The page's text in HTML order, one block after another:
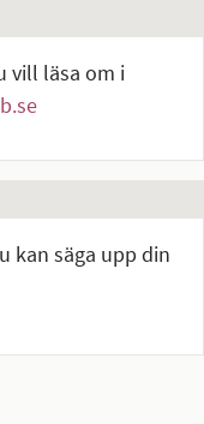
vill läsa om i
kan säga upp din